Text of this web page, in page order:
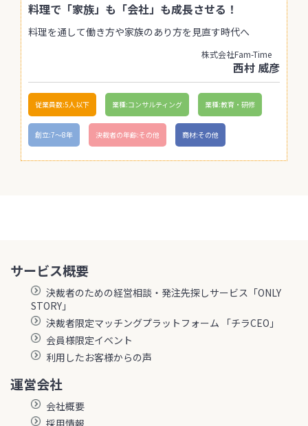
料理で「家族」も「会社」も成長させる！
料理を通して働き方や家族のあり方を見直す時代へ
株式会社Fam-Time
西村 威彦
従業員数:5人以下 業種:コンサルティング 業種:教育・研修
創立:7〜8年 決裁者の年齢:その他 商材:その他
サービス概要
決裁者のための経営相談・発注先探しサービス「ONLY
STORY」
決裁者限定マッチングプラットフォーム 「チラCEO」
会員様限定イベント
利用したお客様からの声
運営会社
会社概要